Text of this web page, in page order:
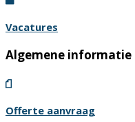
Vacatures
Algemene informatie
Offerte aanvraag